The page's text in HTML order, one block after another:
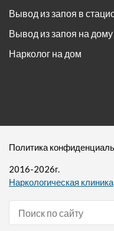
Вывод из запоя в
Вывод из запоя на дому
Нарколог на дом
Политика
2016-2026г.
Наркологическая клиника